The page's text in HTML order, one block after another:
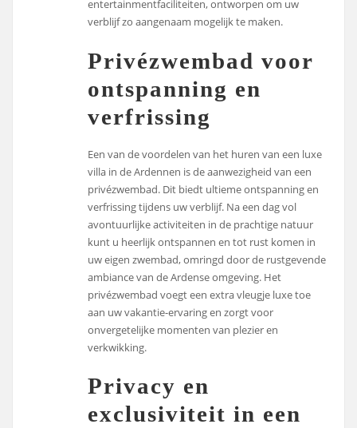
entertainmentfaciliteiten, ontworpen om uw
verblijf zo aangenaam mogelijk te maken.
Privézwembad voor
ontspanning en
verfrissing
Een van de voordelen van het huren van een luxe
villa in de Ardennen is de aanwezigheid van een
privézwembad. Dit biedt ultieme ontspanning en
verfrissing tijdens uw verblijf. Na een dag vol
avontuurlijke activiteiten in de prachtige natuur
kunt u heerlijk ontspannen en tot rust komen in
uw eigen zwembad, omringd door de rustgevende
ambiance van de Ardense omgeving. Het
privézwembad voegt een extra vleugje luxe toe
aan uw vakantie-ervaring en zorgt voor
onvergetelijke momenten van plezier en
verkwikking.
Privacy en
exclusiviteit in een